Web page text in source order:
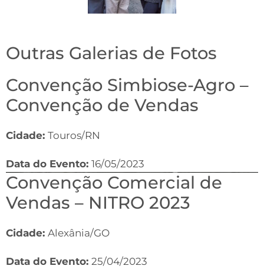
Outras Galerias de Fotos
Convenção Simbiose-Agro –
Convenção de Vendas
Cidade: Touros/RN
Data do Evento: 16/05/2023
Convenção Comercial de
Vendas – NITRO 2023
Cidade: Alexânia/GO
Data do Evento: 25/04/2023